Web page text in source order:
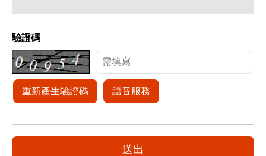
驗證碼
重新產生驗證碼 語音服務